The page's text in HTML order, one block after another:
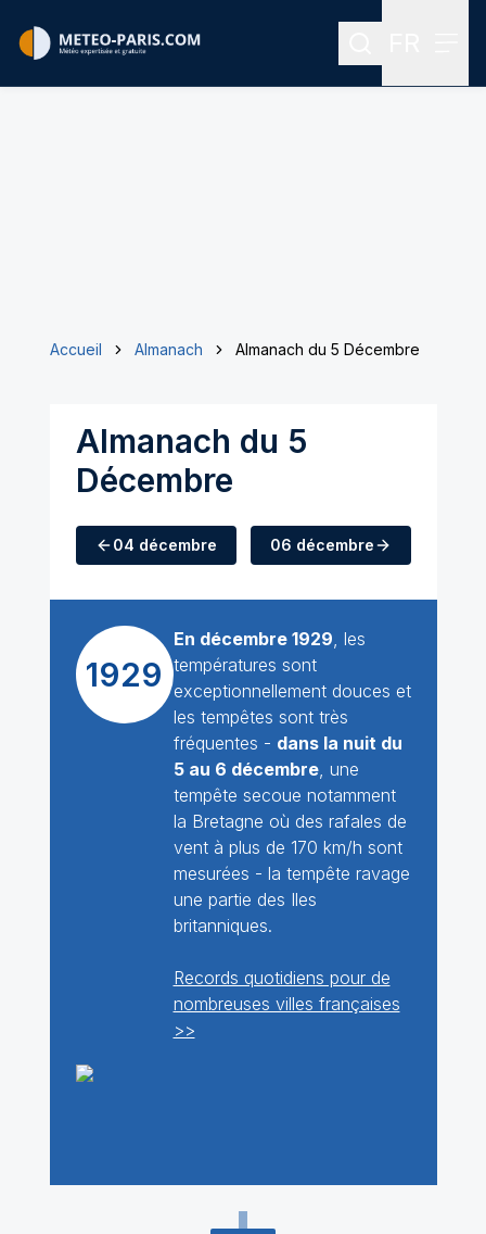
Rechercher
Accueil Almanach Almanach du 5 Décembre
Almanach du 5
Décembre
04 décembre 06 décembre
1929
En décembre 1929, les
températures sont
exceptionnellement douces et
les tempêtes sont très
fréquentes - dans la nuit du
5 au 6 décembre, une
tempête secoue notamment
la Bretagne où des rafales de
vent à plus de 170 km/h sont
mesurées - la tempête ravage
une partie des Iles
britanniques.
Records quotidiens pour de
nombreuses villes françaises
>>